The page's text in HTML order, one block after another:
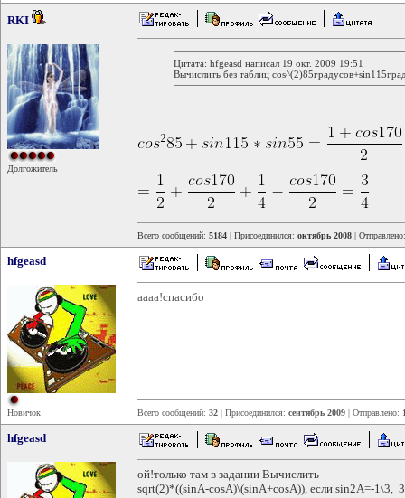
RKI
Долгожитель
Цитата: hfgeasd написал 19 окт. 2009 19:51
Вычислить без таблиц
Всего сообщений: 5184 | Присоединился: октябрь 2008 |
hfgeasd
Новичок
аааа!спасибо
Всего сообщений: 32 | Присоединился: сентябрь 2009 | Отправлено:
hfgeasd
ой!только там в задании Вычислить
sqrt(2)*((sinA-cosA)\(sinA+cosA)), если sin2A=-1\3,